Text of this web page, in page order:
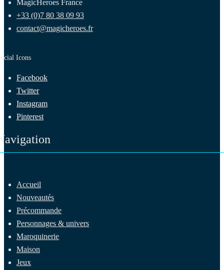
MagicHeroes France
+33 (0)7 80 38 09 93
contact@magicheroes.fr
Icons
Facebook
Twitter
Instagram
Pinterest
Accueil
Nouveautés
Précommande
Personnages & univers
Maroquinerie
Maison
Jeux